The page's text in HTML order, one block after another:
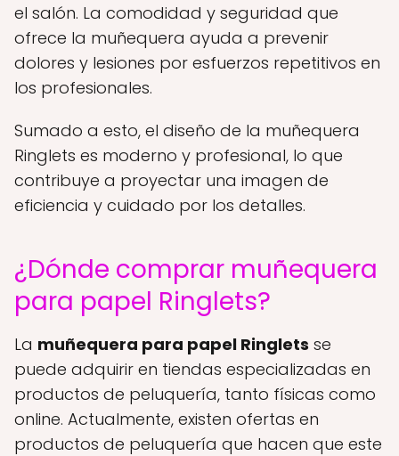
el salón. La comodidad y seguridad que
ofrece la muñequera ayuda a prevenir
dolores y lesiones por esfuerzos repetitivos en
los profesionales.
Sumado a esto, el diseño de la muñequera
Ringlets es moderno y profesional, lo que
contribuye a proyectar una imagen de
eficiencia y cuidado por los detalles.
¿Dónde comprar muñequera
para papel Ringlets?
La muñequera para papel Ringlets se
puede adquirir en tiendas especializadas en
productos de peluquería, tanto físicas como
online. Actualmente, existen ofertas en
productos de peluquería que hacen que este